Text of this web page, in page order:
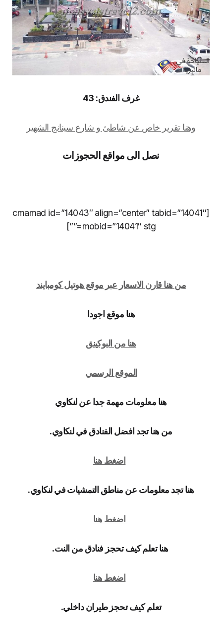
غرف الفندق: 43
وهنا تقرير خاص عن شاطئ و شارع سينانج الشهير
نصل الى مواقع الحجوزات
[cmamad id=”14043″ align=”center” tabid=”14041″
mobid=”14041″ stg=””]
من هنا قارن الاسعار عبر موقع هوتيل كومبايند
هنا موقع اجودا
هنا من البوكينق
الموقع الرسمي
هنا معلومات مهمة جدا عن لنكاوي
من هنا تجد افضل الفنادق في لنكاوي.
اضغط هنا
هنا تجد معلومات عن مناطق التمشيات في لنكاوي.
اضغط هنا
هنا تعلم كيف تحجز فنادق من النت.
اضغط هنا
تعلم كيف تحجز طيران داخلي.